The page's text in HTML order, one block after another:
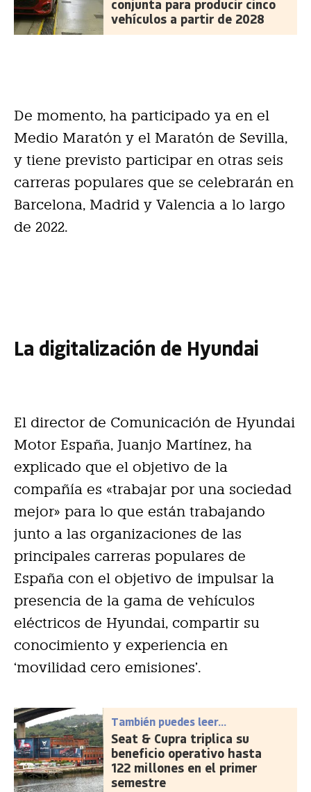
conjunta para producir cinco
vehículos a partir de 2028
De momento, ha participado ya en el
Medio Maratón y el Maratón de Sevilla,
y tiene previsto participar en otras seis
carreras populares que se celebrarán en
Barcelona, Madrid y Valencia a lo largo
de 2022.
La digitalización de Hyundai
El director de Comunicación de Hyundai
Motor España, Juanjo Martínez, ha
explicado que el objetivo de la
compañía es «trabajar por una sociedad
mejor» para lo que están trabajando
junto a las organizaciones de las
principales carreras populares de
España con el objetivo de impulsar la
presencia de la gama de vehículos
eléctricos de Hyundai, compartir su
conocimiento y experiencia en
‘movilidad cero emisiones’.
También puedes leer...
Seat & Cupra triplica su
beneficio operativo hasta
122 millones en el primer
semestre